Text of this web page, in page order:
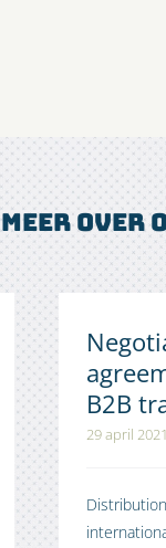
Meer over
B2B
29 april 2021